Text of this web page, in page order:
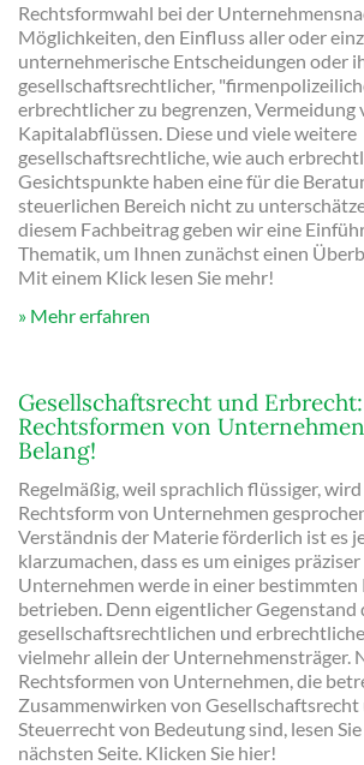
Rechtsformwahl bei der
Möglichkeiten, den Einfluss aller oder
unternehmerische Entscheidungen oder
gesellschaftsrechtlicher,
erbrechtlicher zu begrenzen, Vermeidung
Kapitalabflüssen. Diese und viele weitere
gesellschaftsrechtliche, wie auch
Gesichtspunkte haben eine für die
steuerlichen Bereich nicht zu
diesem Fachbeitrag geben wir eine
Thematik, um Ihnen zunächst einen
Mit einem Klick lesen Sie mehr!
Mehr erfahren
Gesellschaftsrecht und
Rechtsformen von
Belang!
Regelmäßig, weil sprachlich flüssiger,
Rechtsform von Unternehmen
Verständnis der Materie förderlich ist es
klarzumachen, dass es um einiges präziser
Unternehmen werde in einer bestimmten
betrieben. Denn eigentlicher Gegenstand
gesellschaftsrechtlichen und
vielmehr allein der Unternehmensträger.
Rechtsformen von Unternehmen, die
Zusammenwirken von
Steuerrecht von Bedeutung sind, lesen
nächsten Seite. Klicken Sie hier!